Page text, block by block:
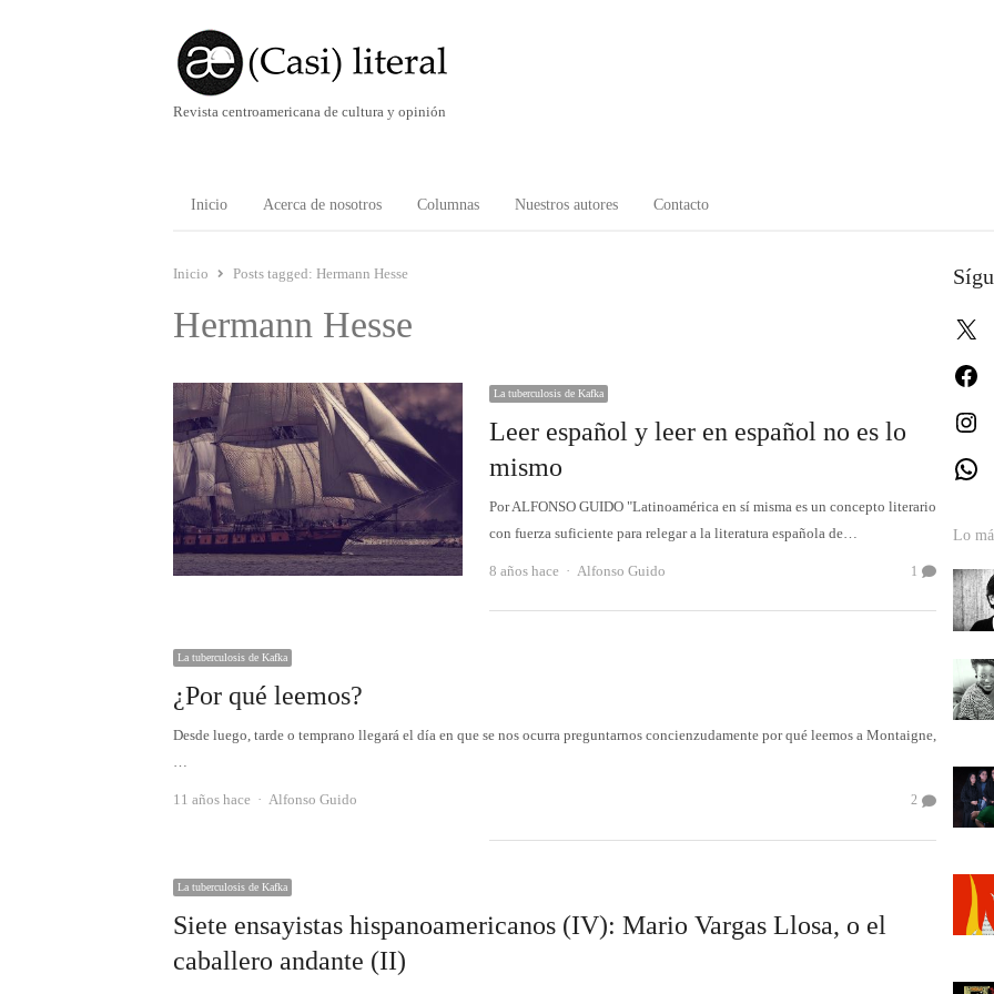
Revista centroamericana de cultura y opinión
Inicio Acerca de nosotros Columnas Nuestros autores Contacto
Inicio Posts tagged: Hermann Hesse
Hermann Hesse
La tuberculosis de Kafka
Leer español y leer en español no es lo
mismo
Por ALFONSO GUIDO "Latinoamérica en sí misma es un concepto literario
con fuerza suficiente para relegar a la literatura española de…
8 años hace Autor
Alfonso Guido 1
La tuberculosis de Kafka
¿Por qué leemos?
Desde luego, tarde o temprano llegará el día en que se nos ocurra preguntarnos concienzudamente por qué leemos a Montaigne,
…
11 años hace Autor
Alfonso Guido 2
La tuberculosis de Kafka
Siete ensayistas hispanoamericanos (IV): Mario Vargas Llosa, o el
caballero andante (II)
Lo